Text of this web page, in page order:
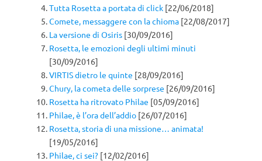
Tutta Rosetta a portata di click [22/06/2018]
Comete, messaggere con la chioma [22/08/2017]
La versione di Osiris [30/09/2016]
Rosetta, le emozioni degli ultimi minuti
[30/09/2016]
VIRTIS dietro le quinte [28/09/2016]
Chury, la cometa delle sorprese [26/09/2016]
Rosetta ha ritrovato Philae [05/09/2016]
Philae, è l’ora dell’addio [26/07/2016]
Rosetta, storia di una missione… animata!
[19/05/2016]
Philae, ci sei? [12/02/2016]